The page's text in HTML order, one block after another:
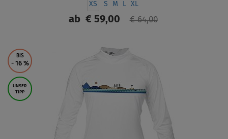
XS S M L XL
ab€ 59,00 € 64,00
BIS
- 16 %
UNSER
TIPP